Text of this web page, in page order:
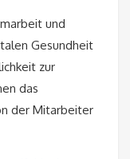
und
Gesundheit
zur
das
der Mitarbeiter